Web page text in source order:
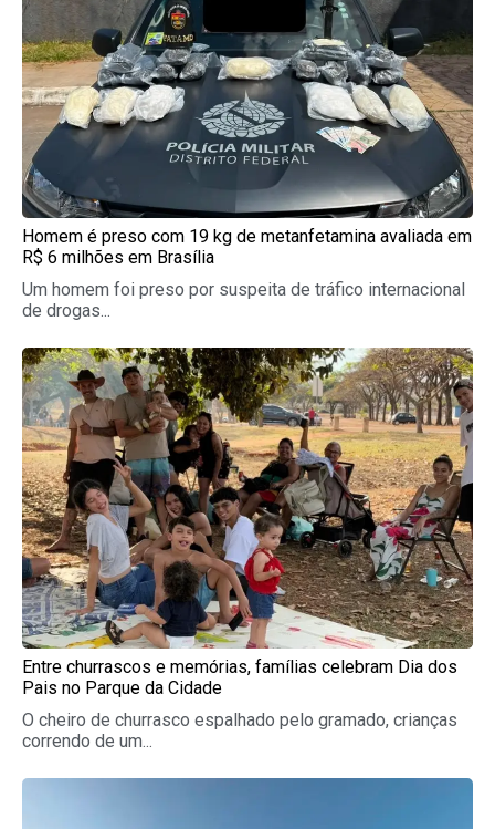
Homem é preso com 19 kg de metanfetamina avaliada em
R$ 6 milhões em Brasília
Um homem foi preso por suspeita de tráfico internacional
de drogas...
Entre churrascos e memórias, famílias celebram Dia dos
Pais no Parque da Cidade
O cheiro de churrasco espalhado pelo gramado, crianças
correndo de um...